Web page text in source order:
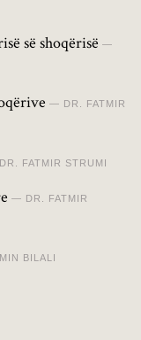
së shoqërisë
DR. FATMIR
DR. FATMIR STRUMI
DR. FATMIR
BILALI